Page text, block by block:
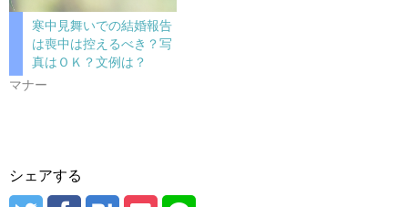
寒中見舞いでの結婚報告
は喪中は控えるべき？写
真はＯＫ？文例は？
マナー
シェアする